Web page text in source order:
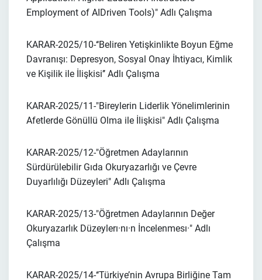
Employment of AIDriven Tools)" Adlı Çalışma
KARAR-2025/10-‘‘Beliren Yetişkinlikte Boyun Eğme
Davranışı: Depresyon, Sosyal Onay İhtiyacı, Kimlik
ve Kişilik ile İlişkisi’’ Adlı Çalışma
KARAR-2025/11-"Bireylerin Liderlik Yönelimlerinin
Afetlerde Gönüllü Olma ile İlişkisi" Adlı Çalışma
KARAR-2025/12-"Öğretmen Adaylarının
Sürdürülebilir Gıda Okuryazarlığı ve Çevre
Duyarlılığı Düzeyleri" Adlı Çalışma
KARAR-2025/13-"Öğretmen Adaylarının Değer
Okuryazarlık Düzeylerı·nı·n İncelenmesı·" Adlı
Çalışma
KARAR-2025/14-‘‘Türkiye’nin Avrupa Birliğine Tam